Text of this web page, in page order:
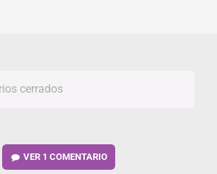
cerrados
VER 1 COMENTARIO